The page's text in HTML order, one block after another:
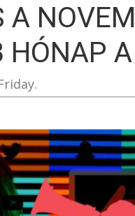
ÉRTÉK
A
HÓNAP